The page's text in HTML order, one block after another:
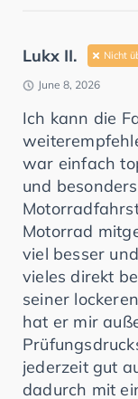
Lukx II. Nicht
June 8, 2026
Ich kann die
war einfach
und
Motorrad
viel besser
vieles direkt
seiner
hat er mir
jederzeit gut
dadurch mit